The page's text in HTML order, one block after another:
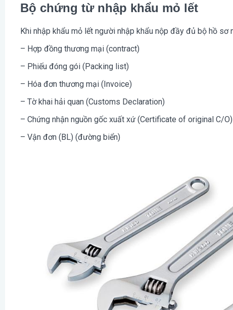
Bộ chứng từ nhập khẩu mỏ lết
Khi nhập khẩu mỏ lết người nhập khẩu nộp đầy đủ bộ hồ sơ
– Hợp đồng thương mại (contract)
– Phiếu đóng gói (Packing list)
– Hóa đơn thương mại (Invoice)
– Tờ khai hải quan (Customs Declaration)
– Chứng nhận nguồn gốc xuất xứ (Certificate of original C/
– Vận đơn (BL) (đường biển)